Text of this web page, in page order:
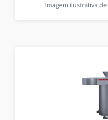
Imagem ilustrativa